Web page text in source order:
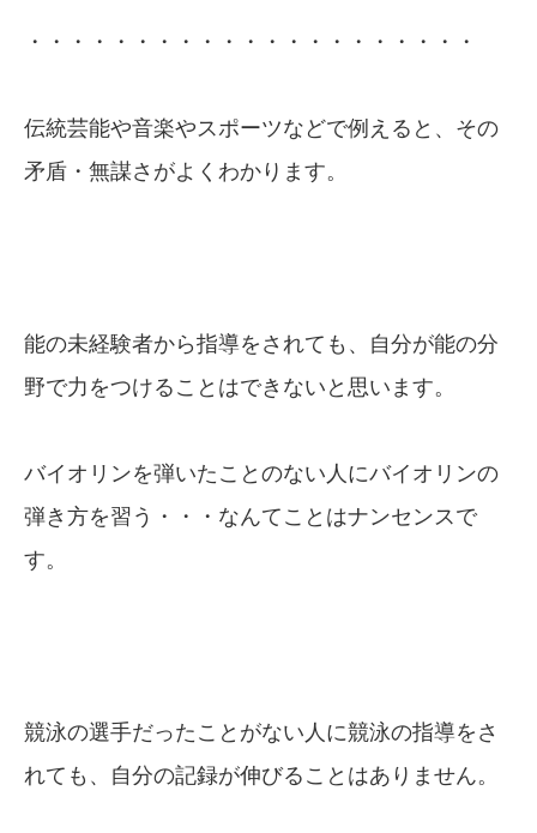
・・・・・・・・・・・・・・・・・・・・・
伝統芸能や音楽やスポーツなどで例えると、その
矛盾・無謀さがよくわかります。
能の未経験者から指導をされても、自分が能の分
野で力をつけることはできないと思います。
バイオリンを弾いたことのない人にバイオリンの
弾き方を習う・・・なんてことはナンセンスで
す。
競泳の選手だったことがない人に競泳の指導をさ
れても、自分の記録が伸びることはありません。